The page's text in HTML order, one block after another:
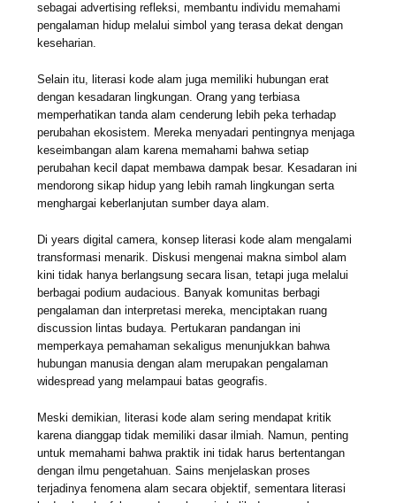
sebagai advertising refleksi, membantu individu memahami
pengalaman hidup melalui simbol yang terasa dekat dengan
keseharian.
Selain itu, literasi kode alam juga memiliki hubungan erat
dengan kesadaran lingkungan. Orang yang terbiasa
memperhatikan tanda alam cenderung lebih peka terhadap
perubahan ekosistem. Mereka menyadari pentingnya menjaga
keseimbangan alam karena memahami bahwa setiap
perubahan kecil dapat membawa dampak besar. Kesadaran ini
mendorong sikap hidup yang lebih ramah lingkungan serta
menghargai keberlanjutan sumber daya alam.
Di years digital camera, konsep literasi kode alam mengalami
transformasi menarik. Diskusi mengenai makna simbol alam
kini tidak hanya berlangsung secara lisan, tetapi juga melalui
berbagai podium audacious. Banyak komunitas berbagi
pengalaman dan interpretasi mereka, menciptakan ruang
discussion lintas budaya. Pertukaran pandangan ini
memperkaya pemahaman sekaligus menunjukkan bahwa
hubungan manusia dengan alam merupakan pengalaman
widespread yang melampaui batas geografis.
Meski demikian, literasi kode alam sering mendapat kritik
karena dianggap tidak memiliki dasar ilmiah. Namun, penting
untuk memahami bahwa praktik ini tidak harus bertentangan
dengan ilmu pengetahuan. Sains menjelaskan proses
terjadinya fenomena alam secara objektif, sementara literasi